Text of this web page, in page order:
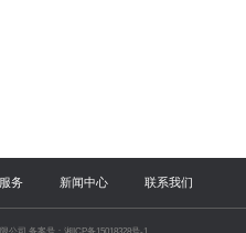
务 新闻中心 联系我们
公司 备案号：湘ICP备15018328号-1